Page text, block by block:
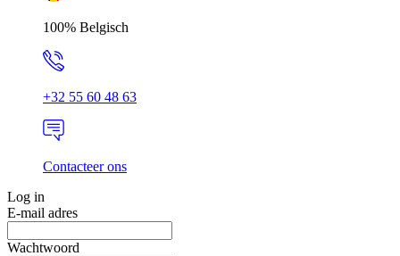
100% Belgisch
+32 55 60 48 63
Contacteer ons
Log in
E-mail adres
Wachtwoord